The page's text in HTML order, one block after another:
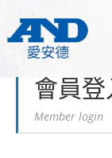
會員登
Member login